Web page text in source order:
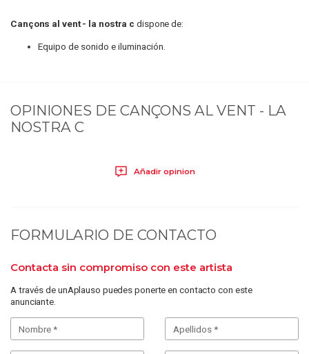
Cançons al vent - la nostra c dispone de:
Equipo de sonido e iluminación.
OPINIONES DE CANÇONS AL VENT - LA
NOSTRA C
Añadir opinion
FORMULARIO DE CONTACTO
Contacta sin compromiso con este artista
A través de unAplauso puedes ponerte en contacto con este
anunciante.